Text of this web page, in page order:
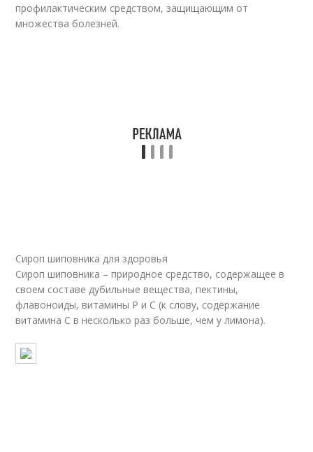
профилактическим средством, защищающим от
множества болезней.
Сироп шиповника для здоровья
Сироп шиповника – природное средство, содержащее в
своем составе дубильные вещества, пектины,
флавоноиды, витамины Р и С (к слову, содержание
витамина С в несколько раз больше, чем у лимона).